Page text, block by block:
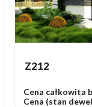
Z212
Cena całkowita
Cena (stan